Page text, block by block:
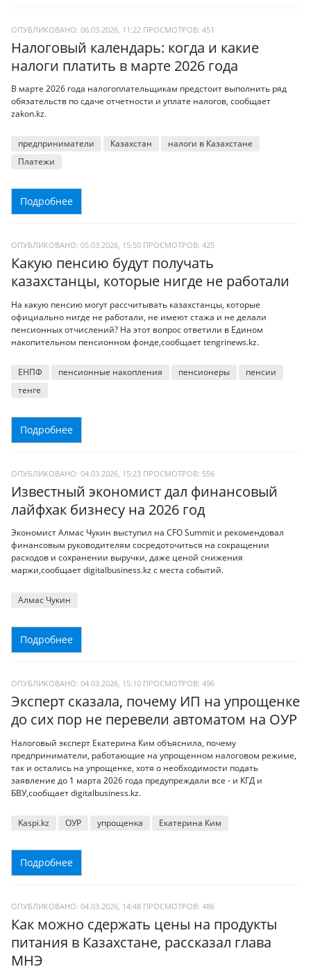
ОПУБЛИКОВАНО: 06.03.2026, 11:22 ПРОСМОТРОВ: 451
Налоговый календарь: когда и какие
налоги платить в марте 2026 года
В марте 2026 года налогоплательщикам предстоит выполнить ряд
обязательств по сдаче отчетности и уплате налогов, сообщает
zakon.kz.
предприниматели Казахстан
налоги в Казахстане
Платежи
Подробнее
ОПУБЛИКОВАНО: 05.03.2026, 15:50 ПРОСМОТРОВ: 425
Какую пенсию будут получать
казахстанцы, которые нигде не работали
На какую пенсию могут рассчитывать казахстанцы, которые
официально нигде не работали, не имеют стажа и не делали
пенсионных отчислений? На этот вопрос ответили в Едином
накопительном пенсионном фонде,сообщает tengrinews.kz.
ЕНПФ пенсионные накопления пенсионеры
пенсии
тенге
Подробнее
ОПУБЛИКОВАНО: 04.03.2026, 15:23 ПРОСМОТРОВ: 556
Известный экономист дал финансовый
лайфхак бизнесу на 2026 год
Экономист Алмас Чукин выступил на CFO Summit и рекомендовал
финансовым руководителям сосредоточиться на сокращении
расходов и сохранении выручки, даже ценой снижения
маржи,сообщает digitalbusiness.kz с места событий.
Алмас Чукин
Подробнее
ОПУБЛИКОВАНО: 04.03.2026, 15:10 ПРОСМОТРОВ: 496
Эксперт сказала, почему ИП на упрощенке
до сих пор не перевели автоматом на ОУР
Налоговый эксперт Екатерина Ким объяснила, почему
предприниматели, работающие на упрощенном налоговом режиме,
так и остались на упрощенке, хотя о необходимости подать
заявление до 1 марта 2026 года предупреждали все - и КГД и
БВУ,сообщает digitalbusiness.kz.
Kaspi.kz ОУР упрощенка Екатерина Ким
Подробнее
ОПУБЛИКОВАНО: 04.03.2026, 14:48 ПРОСМОТРОВ: 486
Как можно сдержать цены на продукты
питания в Казахстане, рассказал глава
МНЭ